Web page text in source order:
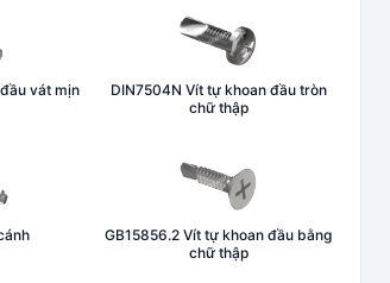
2 đầu vát mịn
DIN7504N Vít tự khoan đầu tròn
chữ thập
GB15856.2 Vít tự khoan đầu bằng
chữ thập